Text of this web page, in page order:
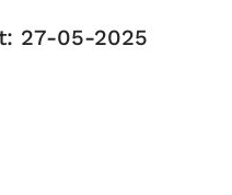
27-05-2025